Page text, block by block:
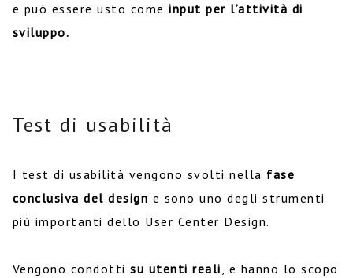
e può essere usto come input per l’attività di
sviluppo.
Test di usabilità
I test di usabilità vengono svolti nella fase
conclusiva del design e sono uno degli strumenti
più importanti dello User Center Design.
Vengono condottisu utenti reali, e hanno lo scopo